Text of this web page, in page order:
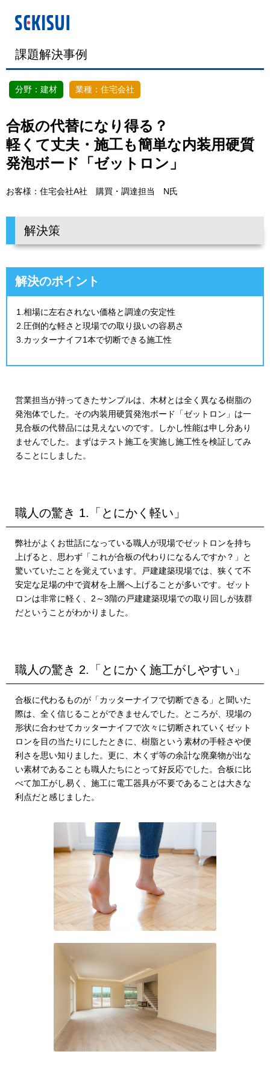
課題解決事例
分野：建材 業種：住宅会社
合板の代替になり得る？
軽くて丈夫・施工も簡単な内装用硬質
発泡ボード「ゼットロン」
お客様：住宅会社A社 購買・調達担当 N氏
解決策
解決のポイント
1.相場に左右されない価格と調達の安定性
2.圧倒的な軽さと現場での取り扱いの容易さ
3.カッターナイフ1本で切断できる施工性
営業担当が持ってきたサンプルは、木材とは全く異なる樹脂の
発泡体でした。その内装用硬質発泡ボード「ゼットロン」は一
見合板の代替品には見えないのです。しかし性能は申し分あり
ませんでした。まずはテスト施工を実施し施工性を検証してみ
ることにしました。
職人の驚き 1.「とにかく軽い」
弊社がよくお世話になっている職人が現場でゼットロンを持ち
上げると、思わず「これが合板の代わりになるんですか？」と
驚いていたことを覚えています。戸建建築現場では、狭くて不
安定な足場の中で資材を上層へ上げることが多いです。ゼット
ロンは非常に軽く、2～3階の戸建建築現場での取り回しが抜群
だということがわかりました。
職人の驚き 2.「とにかく施工がしやすい」
合板に代わるものが「カッターナイフで切断できる」と聞いた
際は、全く信じることができませんでした。ところが、現場の
形状に合わせてカッターナイフで次々に切断されていくゼット
ロンを目の当たりにしたときに、樹脂という素材の手軽さや便
利さを思い知りました。更に、木くず等の余計な廃棄物が出な
い素材であることも職人たちにとって好反応でした。合板に比
べて加工がし易く、施工に電工器具が不要であることは大きな
利点だと感じました。